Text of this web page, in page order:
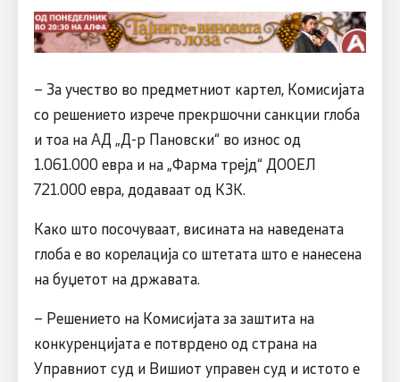
– За учество во предметниот картел, Комисијата
со решението изрече прекршочни санкции глоба
и тоа на АД „Д-р Пановски“ во износ од
1.061.000 евра и на „Фарма трејд“ ДООЕЛ
721.000 евра, додаваат од КЗК.
Како што посочуваат, висината на наведената
глоба е во корелација со штетата што е нанесена
на буџетот на државата.
– Решението на Комисијата за заштита на
конкуренцијата е потврдено од страна на
Управниот суд и Вишиот управен суд и истото е